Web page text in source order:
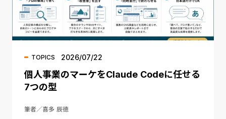
TOPICS 2026/07/22
個人事業のマーケをClaude Codeに任せる
7つの型
筆者／喜多 辰徳